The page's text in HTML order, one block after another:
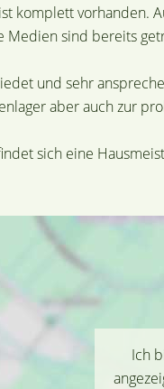
komplett vorhanden.
Medien sind bereits
und sehr
aber auch zur
sich eine
Ich